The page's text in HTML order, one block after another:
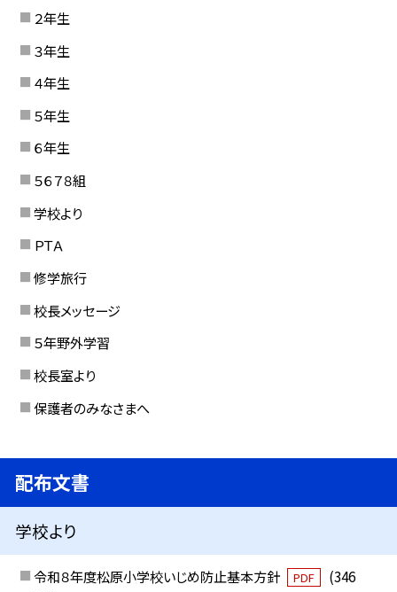
２年生
３年生
４年生
５年生
６年生
５６７８組
学校より
ＰＴＡ
修学旅行
校長メッセージ
５年野外学習
校長室より
保護者のみなさまへ
配布文書
学校より
令和８年度松原小学校いじめ防止基本方針 PDF
(346